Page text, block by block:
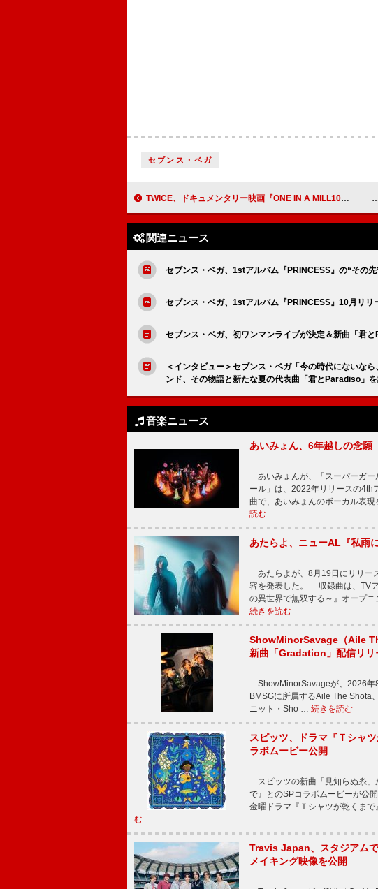
セブンス・ベガ
TWICE、ドキュメンタリー映画『ONE IN A MILL10N』シーンカット一挙解禁＆“入プレ”第1弾決定
関連ニュース
セブンス・ベガ、1stアルバム『PRINCESS』の“その
セブンス・ベガ、1stアルバム『PRINCESS』10月リリ
セブンス・ベガ、初ワンマンライブが決定＆新曲「君
＜インタビュー＞セブンス・ベガ「今の時代にないな
ンド、その物語と新たな夏の代表曲「君とParadiso」
音楽ニュース
あいみょん、6年越しの念願
あいみょんが、「スーパーガ
ール」は、2022年リリースの4th
曲で、あいみょんのボーカル表
読む
あたらよ、ニューAL『私雨
あたらよが、8月19日にリリー
容を発表した。 収録曲は、TV
の異世界で無双する～』オープ
続きを読む
ShowMinorSavage（Aile
新曲「Gradation」配信リリ
ShowMinorSavageが、2026年
BMSGに所属するAile The Shota
ニット・Sho … 続きを読む
スピッツ、ドラマ『Ｔシャ
ラボムービー公開
スピッツの新曲「見知らぬ糸」
で』とのSPコラボムービーが公
金曜ドラマ『Ｔシャツが乾くま
む
Travis Japan、スタジアム
メイキング映像を公開